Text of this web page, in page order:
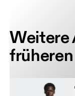
Weitere